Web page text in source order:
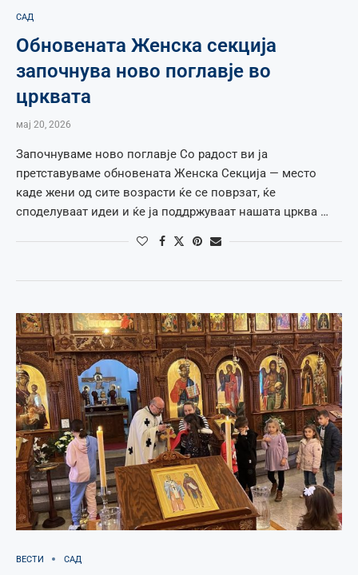
САД
Обновената Женска секција
започнува ново поглавје во
црквата
мај 20, 2026
Започнуваме ново поглавје Со радост ви ја
претставуваме обновената Женска Секција — место
каде жени од сите возрасти ќе се поврзат, ќе
споделуваат идеи и ќе ја поддржуваат нашата црква …
ВЕСТИ САД